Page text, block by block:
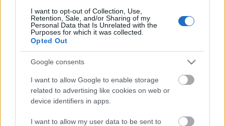
I want to opt-out of Collection, Use,
Retention, Sale, and/or Sharing of my
Personal Data that Is Unrelated with the
Purposes for which it was collected.
Opted Out
Google consents
I want to allow Google to enable storage
related to advertising like cookies on web or
device identifiers in apps.
I want to allow my user data to be sent to
A filmzenealbum borítója: